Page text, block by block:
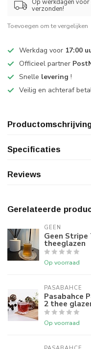
Op werkdagen
verzonden!
Toevoegen om te vergelijken
Werkdag voor 17:00
Officieel partner
Snelle levering !
Veilig en achteraf
Specificaties
Reviews
Gerelateerde
GEEN
Geen Stripe
theeglazen
Op voorraad
PASABAHCE
Pasabahce
2 thee
Op voorraad